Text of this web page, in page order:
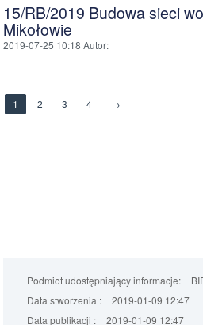
15/RB/2019 Budowa sieci
Mikołowie
2019-07-25 10:18 Autor:
1 2 3 4 →
Podmiot udostępniający informacje:
Data stworzenia :
2019-01-09 12:47
Data publikacji :
2019-01-09 12:47